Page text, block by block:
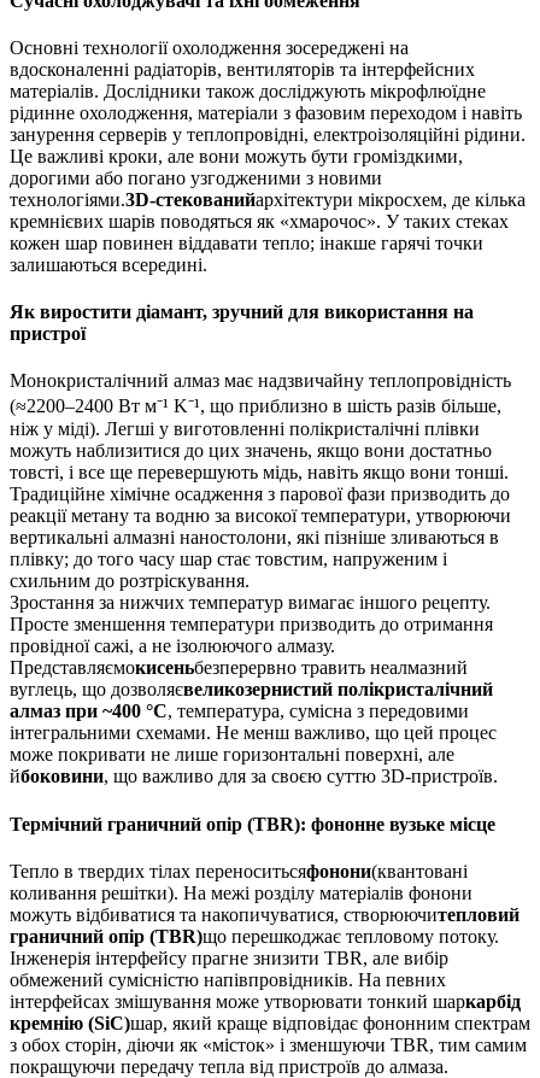
Основні технології охолодження зосереджені на
вдосконаленні радіаторів, вентиляторів та інтерфейсних
матеріалів. Дослідники також досліджують мікрофлюїдне
рідинне охолодження, матеріали з фазовим переходом і навіть
занурення серверів у теплопровідні, електроізоляційні рідини.
Це важливі кроки, але вони можуть бути громіздкими,
дорогими або погано узгодженими з новими
технологіями.3D-стекованийархітектури мікросхем, де кілька
кремнієвих шарів поводяться як «хмарочос». У таких стеках
кожен шар повинен віддавати тепло; інакше гарячі точки
залишаються всередині.
Як виростити діамант, зручний для використання на
пристрої
Монокристалічний алмаз має надзвичайну теплопровідність
(≈2200–2400 Вт м⁻¹ K⁻¹, що приблизно в шість разів більше,
ніж у міді). Легші у виготовленні полікристалічні плівки
можуть наблизитися до цих значень, якщо вони достатньо
товсті, і все ще перевершують мідь, навіть якщо вони тонші.
Традиційне хімічне осадження з парової фази призводить до
реакції метану та водню за високої температури, утворюючи
вертикальні алмазні наностолони, які пізніше зливаються в
плівку; до того часу шар стає товстим, напруженим і
схильним до розтріскування.
Зростання за нижчих температур вимагає іншого рецепту.
Просте зменшення температури призводить до отримання
провідної сажі, а не ізолюючого алмазу.
Представляємокисеньбезперервно травить неалмазний
вуглець, що дозволяєвеликозернистий полікристалічний
алмаз при ~400 °C, температура, сумісна з передовими
інтегральними схемами. Не менш важливо, що цей процес
може покривати не лише горизонтальні поверхні, але
йбоковини, що важливо для за своєю суттю 3D-пристроїв.
Термічний граничний опір (TBR): фононне вузьке місце
Тепло в твердих тілах переноситьсяфонони(квантовані
коливання решітки). На межі розділу матеріалів фонони
можуть відбиватися та накопичуватися, створюючитепловий
граничний опір (TBR)що перешкоджає тепловому потоку.
Інженерія інтерфейсу прагне знизити TBR, але вибір
обмежений сумісністю напівпровідників. На певних
інтерфейсах змішування може утворювати тонкий шаркарбід
кремнію (SiC)шар, який краще відповідає фононним спектрам
з обох сторін, діючи як «місток» і зменшуючи TBR, тим самим
покращуючи передачу тепла від пристроїв до алмаза.